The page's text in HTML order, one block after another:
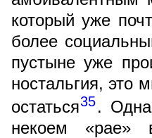
который уже
более
пустыне уже
ностальгия, это
остаться35.
некоем